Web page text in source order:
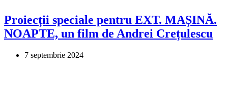
Proiecții speciale pentru EXT. MAȘINĂ.
NOAPTE, un film de Andrei Crețulescu
7 septembrie 2024